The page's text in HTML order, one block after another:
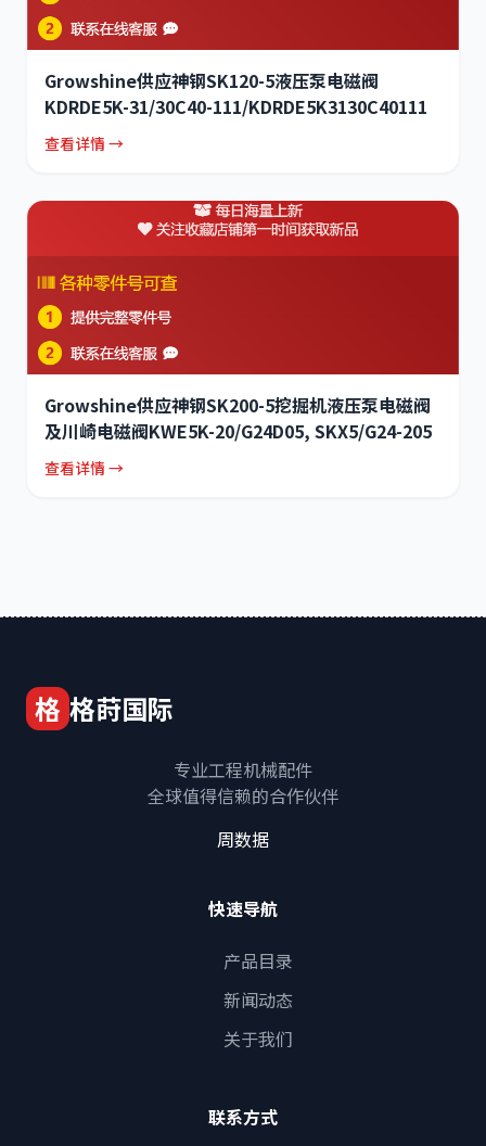
Growshine供应神钢SK120-5液压泵电磁阀
KDRDE5K-31/30C40-111/KDRDE5K3130C40111
查看详情 →
Growshine供应神钢SK200-5挖掘机液压泵电磁阀
及川崎电磁阀KWE5K-20/G24D05, SKX5/G24-205
查看详情 →
格 格莳国际
专业工程机械配件
全球值得信赖的合作伙伴
周数据
快速导航
产品目录
新闻动态
关于我们
联系方式